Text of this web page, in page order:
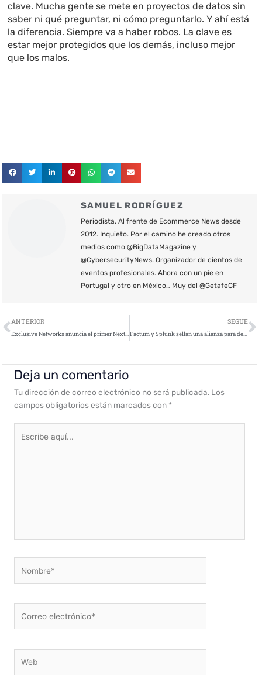
clave. Mucha gente se mete en proyectos de datos sin
saber ni qué preguntar, ni cómo preguntarlo. Y ahí está
la diferencia. Siempre va a haber robos. La clave es
estar mejor protegidos que los demás, incluso mejor
que los malos.
SAMUEL RODRÍGUEZ
Periodista. Al frente de Ecommerce News desde
2012. Inquieto. Por el camino he creado otros
medios como @BigDataMagazine y
@CybersecurityNews. Organizador de cientos de
eventos profesionales. Ahora con un pie en
Portugal y otro en México… Muy del @GetafeCF
Ant
ANTERIOR
Exclusive Networks anuncia el primer Next Generation Firewall del mundo impulsado por Machine Learning
SEGUE
Factum y Splunk sellan una alianza para desplegar soluciones integrales de ciberseguridad
Deja un comentario
Tu dirección de correo electrónico no será publicada. Los
campos obligatorios están marcados con *
aquí...
electrónico*